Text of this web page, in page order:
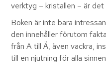
verktyg – kristallen – är
Boken är inte bara
den innehåller förutom
från A till Ä, även vackra,
till en njutning för alla